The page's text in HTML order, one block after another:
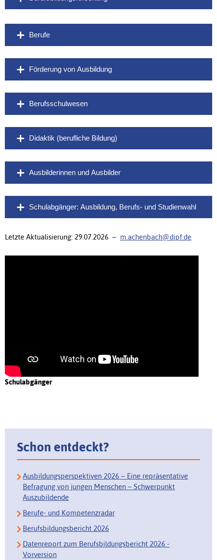
Berufe
Förderung von Ausbildung
Berufsschulwesen
Didaktik (berufliche Bildung)
Ausbilderinnen und Ausbilder
Schulabgänger: Ausbildung, Berufs- und Studienwahl
Letzte Aktualisierung: 29.07.2026 – m.achenbach@dipf.de
Schulabgänger
Schon entdeckt?
Ausbildungsperspektiven 2026 – Eine repräsentative
Befragung von jungen Menschen – Schwerpunkt
Auszubildende
Berufe- und Kompetenzradar
Berufsbildungsbericht 2026
Datenreport zum Berufsbildungsbericht 2026 -
Vorversion